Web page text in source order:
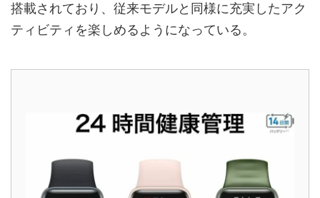
搭載されており、従来モデルと同様に充実したアク
ティビティを楽しめるようになっている。